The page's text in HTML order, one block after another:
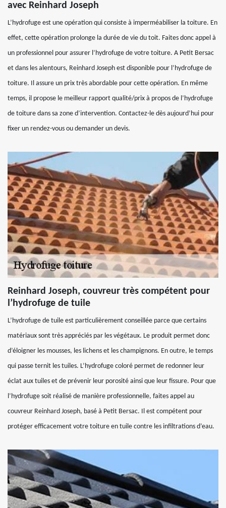
avec Reinhard Joseph
L’hydrofuge est une opération qui consiste à imperméabiliser la toiture. En
effet, cette opération prolonge la durée de vie du toit. Faites donc appel à
un professionnel pour assurer l’hydrofuge de votre toiture. A Petit Bersac
et dans les alentours, Reinhard Joseph est disponible pour l’hydrofuge de
toiture. Il assure un prix très abordable pour cette opération. En même
temps, il propose le meilleur rapport qualité/prix à propos de l’hydrofuge
de toiture dans sa zone d’intervention. Contactez-le dès aujourd’hui pour
fixer un rendez-vous ou demander un devis.
Reinhard Joseph, couvreur très compétent pour
l’hydrofuge de tuile
L’hydrofuge de tuile est particulièrement conseillée parce que certains
matériaux sont très appréciés par les végétaux. Le produit permet donc
d’éloigner les mousses, les lichens et les champignons. En outre, le temps
qui passe ternit les tuiles. L’hydrofuge coloré permet de redonner leur
éclat aux tuiles et de prévenir leur porosité ainsi que leur fissure. Pour que
l’hydrofuge soit réalisé de manière professionnelle, faites appel au
couvreur Reinhard Joseph, basé à Petit Bersac. Il est compétent pour
protéger efficacement votre toiture en tuile contre les infiltrations d’eau.